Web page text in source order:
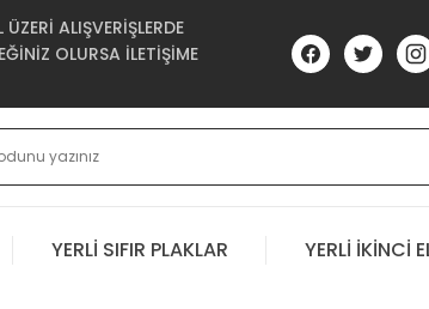
ALIŞVERİŞLERDE
OLURSA İLETİŞİME
YERLİ SIFIR PLAKLAR YERLİ İKİNCİ